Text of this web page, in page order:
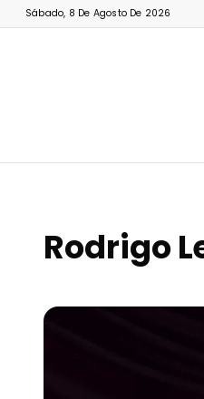
Sábado, 8 De Agosto De 2026
Rodrigo